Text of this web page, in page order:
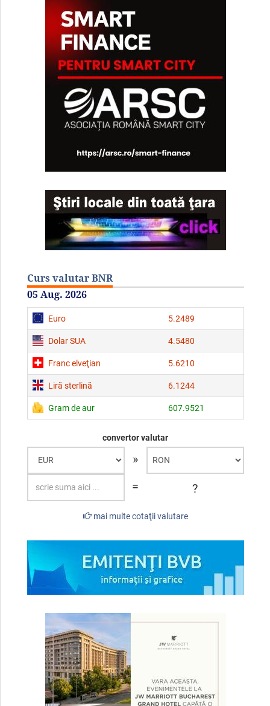
Curs valutar BNR
05 Aug. 2026
Euro 5.2489
Dolar SUA 4.5480
Franc elveţian 5.6210
Liră sterlină 6.1244
Gram de aur 607.9521
convertor valutar
»
=
?
mai multe cotaţii valutare